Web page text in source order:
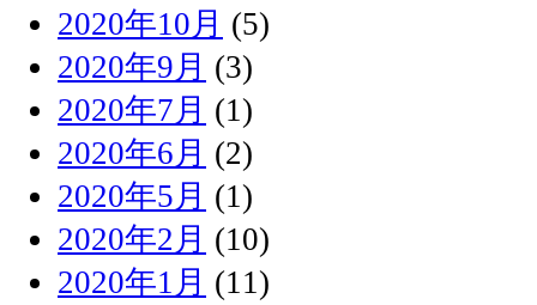
2020年10月 (5)
2020年9月 (3)
2020年7月 (1)
2020年6月 (2)
2020年5月 (1)
2020年2月 (10)
2020年1月 (11)